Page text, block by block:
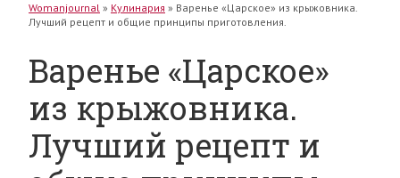
Womanjournal » Кулинария » Варенье «Царское» из крыжовника.
Лучший рецепт и общие принципы приготовления.
Варенье «Царское»
из крыжовника.
Лучший рецепт и